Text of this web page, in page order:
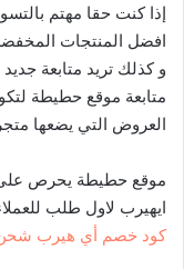
إذا كنت حقا مهتم
افضل المنتجات
و كذلك تريد متابعة
متابعة موقع حطيطة
العروض التي يضعها
موقع حطيطة يحرص على
ايهيرب لاول طلب
كود خصم أي هيرب